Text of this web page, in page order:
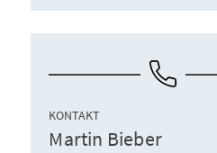
KONTAKT
Martin Bieber